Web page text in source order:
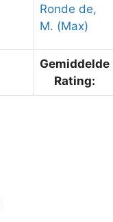
Ronde de,
M. (Max)
Gemiddelde
Rating: